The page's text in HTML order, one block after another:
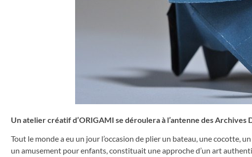
Un atelier créatif d’ORIGAMI se déroulera à l’antenne des Archives
Tout le monde a eu un jour l’occasion de plier un bateau, une cocotte,
un amusement pour enfants, constituait une approche d’un art